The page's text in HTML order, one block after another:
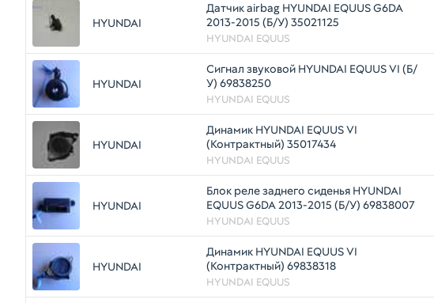
HYUNDAI
Датчик airbag HYUNDAI EQUUS G6DA
2013-2015 (Б/У) 35021125
HYUNDAI EQUUS
HYUNDAI
Сигнал звуковой HYUNDAI EQUUS VI (Б/
У) 69838250
HYUNDAI EQUUS
HYUNDAI
Динамик HYUNDAI EQUUS VI
(Контрактный) 35017434
HYUNDAI EQUUS
HYUNDAI
Блок реле заднего сиденья HYUNDAI
EQUUS G6DA 2013-2015 (Б/У) 69838007
HYUNDAI EQUUS
HYUNDAI
Динамик HYUNDAI EQUUS VI
(Контрактный) 69838318
HYUNDAI EQUUS